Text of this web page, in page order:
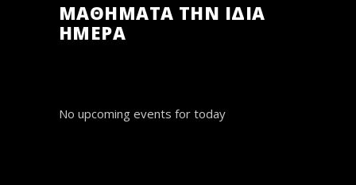
ΜΑΘΗΜΑΤΑ ΤΗΝ ΙΔΙΑ
ΗΜΕΡΑ
No upcoming events for today